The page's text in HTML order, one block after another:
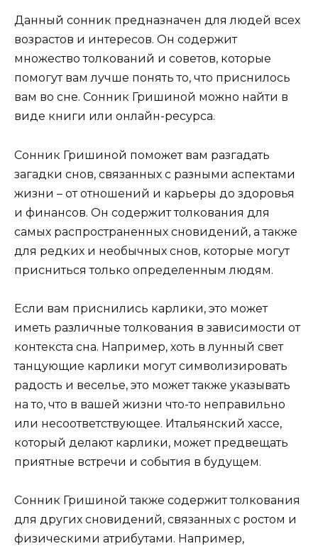
Данный сонник предназначен для людей всех
возрастов и интересов. Он содержит
множество толкований и советов, которые
помогут вам лучше понять то, что приснилось
вам во сне. Сонник Гришиной можно найти в
виде книги или онлайн-ресурса.
Сонник Гришиной поможет вам разгадать
загадки снов, связанных с разными аспектами
жизни – от отношений и карьеры до здоровья
и финансов. Он содержит толкования для
самых распространенных сновидений, а также
для редких и необычных снов, которые могут
присниться только определенным людям.
Если вам приснились карлики, это может
иметь различные толкования в зависимости от
контекста сна. Например, хоть в лунный свет
танцующие карлики могут символизировать
радость и веселье, это может также указывать
на то, что в вашей жизни что-то неправильно
или несоответствующее. Итальянский хассе,
который делают карлики, может предвещать
приятные встречи и события в будущем.
Сонник Гришиной также содержит толкования
для других сновидений, связанных с ростом и
физическими атрибутами. Например,